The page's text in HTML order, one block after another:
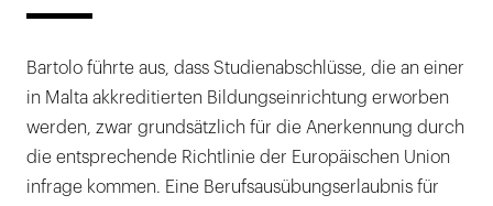
Bartolo führte aus, dass Studienabschlüsse, die an einer
in Malta akkreditierten Bildungseinrichtung erworben
werden, zwar grundsätzlich für die Anerkennung durch
die entsprechende Richtlinie der Europäischen Union
infrage kommen. Eine Berufsausübungserlaubnis für